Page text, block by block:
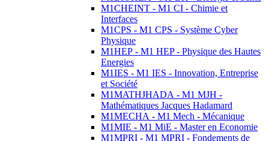
M1CHEINT - M1 CI - Chimie et
Interfaces
M1CPS - M1 CPS - Système Cyber
Physique
M1HEP - M1 HEP - Physique des Hautes
Energies
M1IES - M1 IES - Innovation, Entreprise
et Société
M1MATHJHADA - M1 MJH -
Mathématiques Jacques Hadamard
M1MECHA - M1 Mech - Mécanique
M1MIE - M1 MiE - Master en Economie
M1MPRI - M1 MPRI - Fondements de